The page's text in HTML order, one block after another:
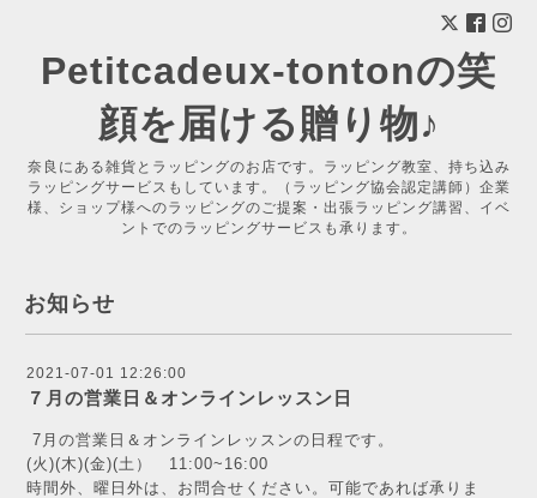
Petitcadeux-tontonの笑
顔を届ける贈り物♪
奈良にある雑貨とラッピングのお店です。ラッピング教室、持ち込み
ラッピングサービスもしています。（ラッピング協会認定講師）企業
様、ショップ様へのラッピングのご提案・出張ラッピング講習、イベ
ントでのラッピングサービスも承ります。
お知らせ
2021-07-01 12:26:00
７月の営業日＆オンラインレッスン日
7月の営業日＆オンラインレッスンの日程です。
(火)(木)(金)(土） 11:00~16:00
時間外、曜日外は、お問合せください。可能であれば承りま